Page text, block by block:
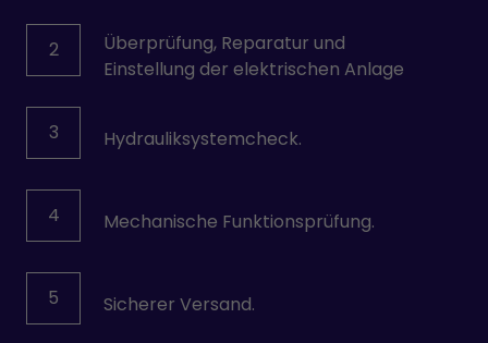
2
Überprüfung, Reparatur und
Einstellung der elektrischen Anlage
3 Hydrauliksystemcheck.
4 Mechanische Funktionsprüfung.
5 Sicherer Versand.